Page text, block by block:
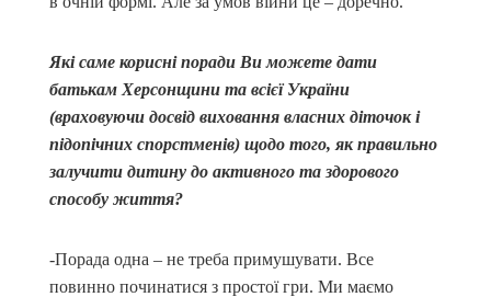
Які саме корисні поради Ви можете дати
батькам Херсонщини та всієї України
(враховуючи досвід виховання власних діточок і
підопічних спорстменів) щодо того, як правильно
залучити дитину до активного та здорового
способу життя?
-Порада одна – не треба примушувати. Все
повинно починатися з простої гри. Ми маємо